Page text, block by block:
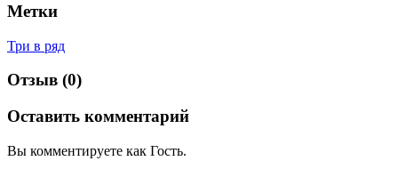
Метки
Три в ряд
Отзыв (0)
Оставить комментарий
Вы комментируете как Гость.